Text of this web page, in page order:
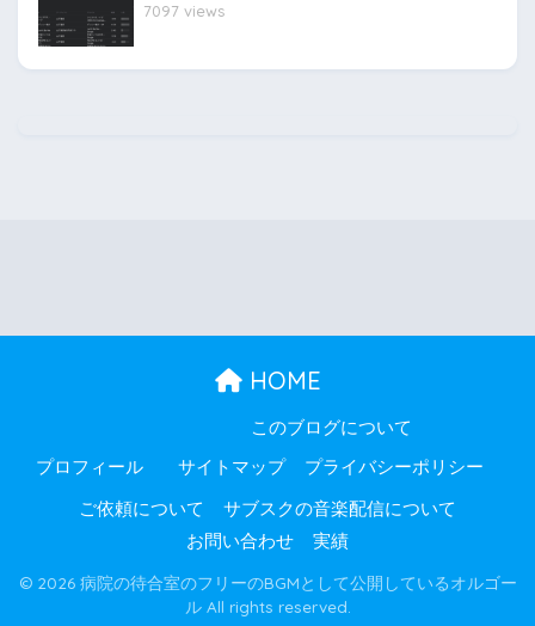
7097 views
HOME
プロフィール
このブログについて
サイトマップ プライバシーポリシー
ご依頼について
サブスクの音楽配信について
お問い合わせ
実績
© 2026 病院の待合室のフリーのBGMとして公開しているオルゴー
ル All rights reserved.